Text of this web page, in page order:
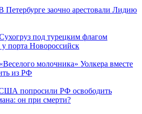
Петербурге заочно арестовали Лидию
под турецким флагом
порта Новороссийск
«Веселого молочника» Уолкера вместе
из РФ
попросили РФ освободить
он при смерти?